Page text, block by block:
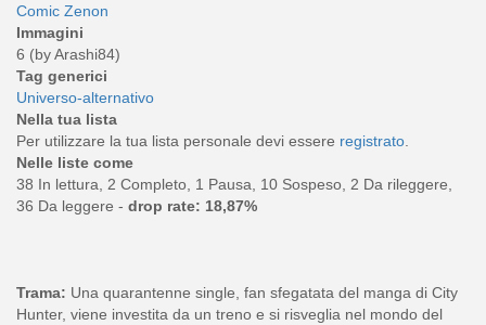
Comic Zenon
Immagini
6 (by Arashi84)
Tag generici
Universo-alternativo
Nella tua lista
Per utilizzare la tua lista personale devi essere registrato
Nelle liste come
38 In lettura, 2 Completo, 1 Pausa, 10 Sospeso, 2 Da rileggere,
36 Da leggere - drop rate: 18,87%
Trama: Una quarantenne single, fan sfegatata del manga di City
Hunter, viene investita da un treno e si risveglia nel mondo del